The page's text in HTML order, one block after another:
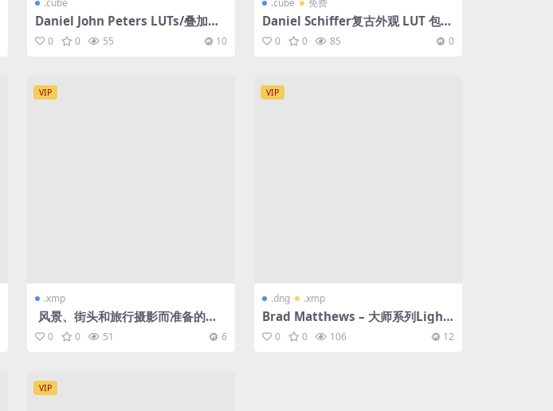
.cube
Daniel John Peters LUTs/叠加素
材 系列合集
0 0 55 10
.cube 免费
Daniel Schiffer复古外观 LUT 包合
集 0 0 85 0
VIP
.xmp
风景、街头和旅行摄影而准备的调
色风格Lightroom预设合集 18款 x
mp
0 0 51 6
VIP
.dng .xmp
Brad Matthews – 大师系列Lightr
oom预设合集/桌面版+移动版
0 0 106 12
VIP